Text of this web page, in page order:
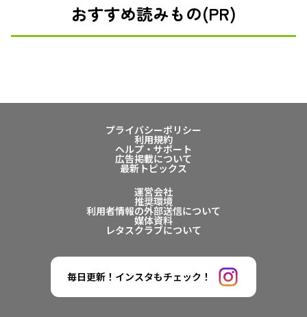
おすすめ読みもの(PR)
プライバシーポリシー
利用規約
ヘルプ・サポート
広告掲載について
最新トピックス
運営会社
推奨環境
利用者情報の外部送信について
媒体資料
レタスクラブについて
毎日更新！インスタもチェック！